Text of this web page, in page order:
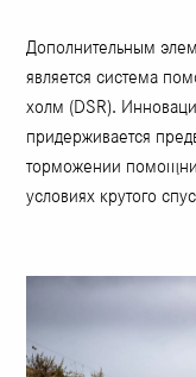
Дополнительным
является система
холм (DSR).
придерживается
торможении
условиях крутого